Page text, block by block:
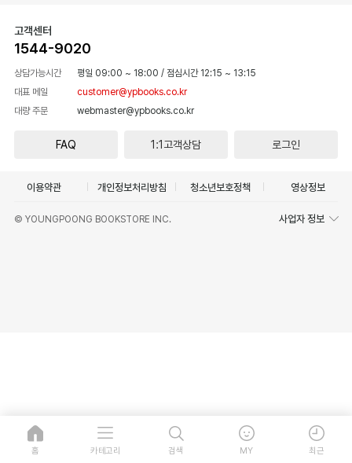
고객센터
1544-9020
상담가능시간 평일 09:00 ~ 18:00 / 점심시간 12:15 ~ 13:15
대표 메일
customer@ypbooks.co.kr
대량 주문
webmaster@ypbooks.co.kr
FAQ 1:1고객상담 로그인
이용약관 개인정보처리방침 청소년보호정책 영상정보
© YOUNGPOONG BOOKSTORE INC. 사업자 정보
홈 카테고리 검색 MY 최근